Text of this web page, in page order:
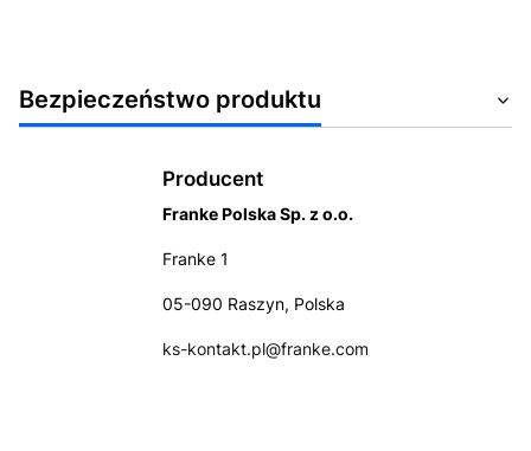
Bezpieczeństwo produktu
Producent
Franke Polska Sp. z o.o.
Franke 1
05-090 Raszyn, Polska
ks-kontakt.pl@franke.com